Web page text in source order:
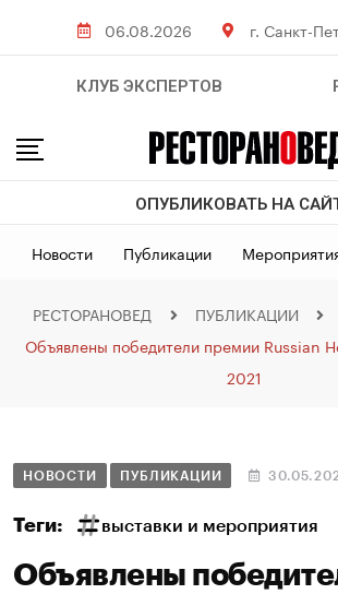
06.08.2026 г. Санкт-
КЛУБ ЭКСПЕРТОВ
ОПУБЛИКОВАТЬ НА
Новости Публикации
РЕСТОРАНОВЕД ПУБЛИКАЦИИ
Объявлены победители премии Russian
2021
НОВОСТИ ПУБЛИКАЦИИ
Теги: выставки и мероприятия
Объявлены